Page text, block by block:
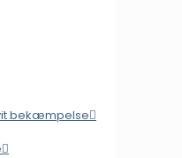
bekæmpelse